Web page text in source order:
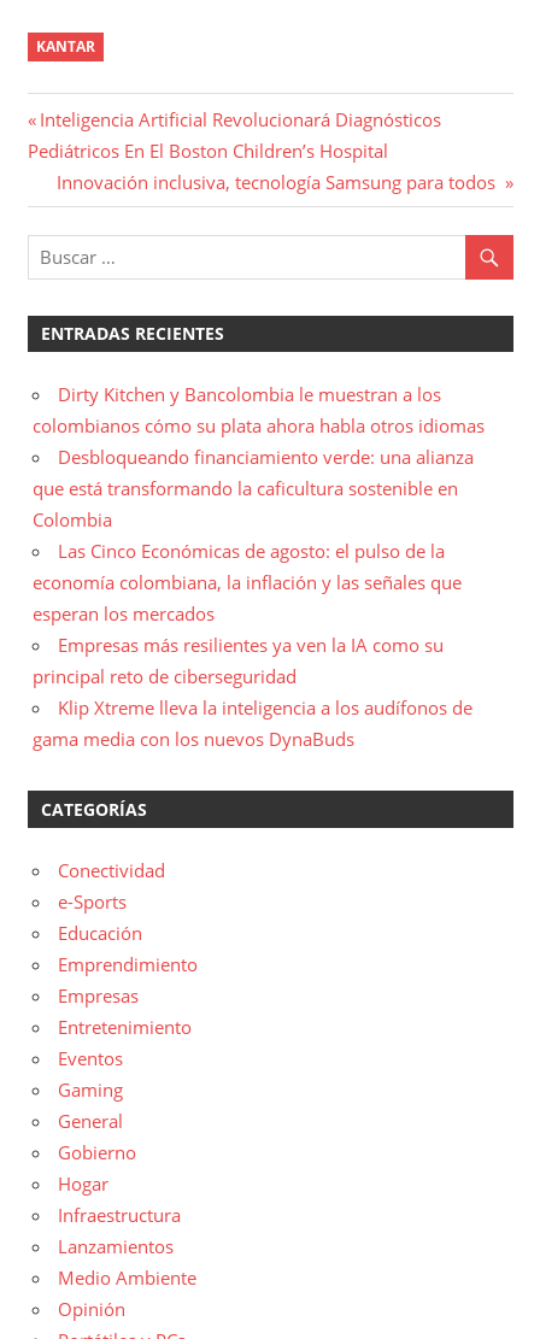
KANTAR
Navegación
de
entradas
Entrada
anterior:
Inteligencia Artificial Revolucionará Diagnósticos
Pediátricos En El Boston Children’s Hospital
Entrada
siguiente:
Innovación inclusiva, tecnología Samsung para todos
ENTRADAS RECIENTES
Dirty Kitchen y Bancolombia le muestran a los
colombianos cómo su plata ahora habla otros idiomas
Desbloqueando financiamiento verde: una alianza
que está transformando la caficultura sostenible en
Colombia
Las Cinco Económicas de agosto: el pulso de la
economía colombiana, la inflación y las señales que
esperan los mercados
Empresas más resilientes ya ven la IA como su
principal reto de ciberseguridad
Klip Xtreme lleva la inteligencia a los audífonos de
gama media con los nuevos DynaBuds
CATEGORÍAS
Conectividad
e-Sports
Educación
Emprendimiento
Empresas
Entretenimiento
Eventos
Gaming
General
Gobierno
Hogar
Infraestructura
Lanzamientos
Medio Ambiente
Opinión